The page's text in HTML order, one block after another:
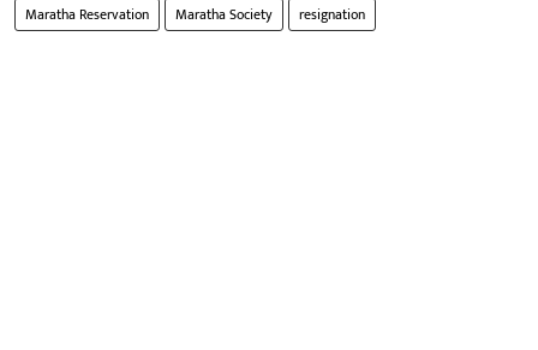
Maratha Reservation Maratha Society resignation